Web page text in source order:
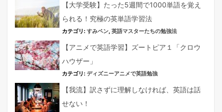
【大学受験】たった5週間で1000単語を覚え
られる！究極の英単語学習法
カテゴリ: すみペン, 英語マスターたちの勉強法
【アニメで英語学習】ズートピア１「クロウ
ハウザー」
カテゴリ: ディズニーアニメで英語勉強
【我流】訳さずに理解しなければ、英語は話
せない！